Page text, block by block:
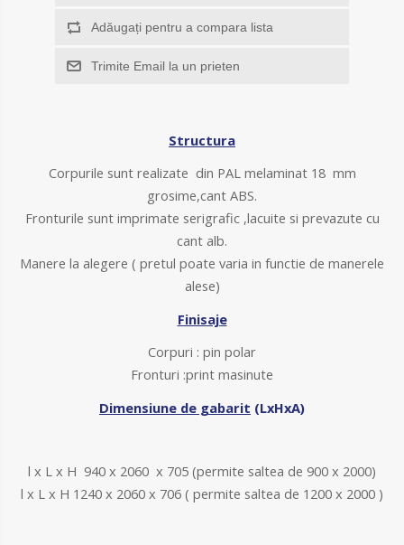
Adăugați pentru a compara lista
Trimite Email la un prieten
Structura
Corpurile sunt realizate din PAL melaminat 18 mm
grosime,cant ABS.
Fronturile sunt imprimate serigrafic ,lacuite si prevazute cu
cant alb.
Manere la alegere ( pretul poate varia in functie de manerele
alese)
Finisaje
Corpuri : pin polar
Fronturi :print masinute
Dimensiune de gabarit (LxHxA)
l x L x H 940 x 2060 x 705 (permite saltea de 900 x 2000)
l x L x H 1240 x 2060 x 706 ( permite saltea de 1200 x 2000 )